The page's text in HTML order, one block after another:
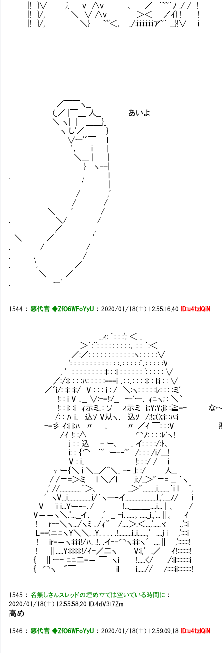
|! }∨ λ v ∧v ､＿ ／ ｀~~´ﾉ ./ / !
|! }/, ＼ ∨ ∧v ＞＜ ／ｲ} ! !
|! }/, ＼} ~''＜､＿_/:i:i:i:i:i:iア~´ __}!∨ i
／￣￣ヽ__
(_／ |￣＿ 人__ あいよ
＼ ヽ| | ＿＿}_
ヽ し'／ }
∨ー'´￣ l
'， i │
＼___ | |
} ヽ--|
. , l
′ │
/ ,′
/ /
＼ ′ /
. ＼/ /
／ ,
＼ ／ ′
. / /
. ， /
. '｡ ／
＼ ／
. ー'
1544 ：悪代官 ◆ZfO6WFoYyU ：2020/01/18(土) 12:55:16.40 ID:u4tzlQiN
_.ｨ: ´: : :'; ＜ _
＞´:¨: : : : : : : : :､ : : ｀:＜
／:／: : : : : : : : : : : :ヽ: : : : :∨
': : : : : : : : : : : : :､: : : : :ﾞ､: : : : :V
, ′: : : : : : : : :l: : :l : : : : : : ': : : : : ∨
／:/:i: : : :ﾊ: : : : :===i ､: :､: : : :i: : l:i : : ∨
／´i/: :i: :i:/ V : : : i : / ＼:ヽ: : : : :ﾚ: : : :ミﾞ
!: : i V ､__ ∨:-=!:/__ -‐ﾞー､ ｨﾆヽ; : ＼｀
!: : i: :i ｨ示ミ､: ソ ｨ示ミ i;;Y;Y;ji: :≧=- な～んか、そ
/: : ﾊ i､ 込ｿ V从ヽ､ 込ｿ /;!;;();;i: :ﾊ:i
-=彡 ｲ:i i:ﾊ 〃 ､ 〃 ／ｲ ￣: : :V 悪
/ｲ !: :∧ ⌒ﾉ: : : :ﾚﾞヽ!
j : : 込 - ー､ _ イ: : : :/:ﾄ､
i: : ｛⌒￣¨' ー-‐'" /: : : /i/___!
V : i_ !: : :/ / i
γー｛＼ i ＼__／^＼_ -‐ .l: :/ 人__
/ /＝=＞ミ l ＼／l .i:/_＞"＝= __ ｀ヽ
,' //..............｀＞､ _＞".........i........｀i l ﾞ,
' ヽV...i................i/｀ヽ--‐イ.....................l.,'..__ﾉ/ i
V ﾟi i...Yー‐-､/ !..._＿_＿....i...∥。 /
V＝＝ヽ＼.ﾟ...__イ､ ,′__ -i､.....。....._i.,'...∥。 ｲ
! r--＼ヽ.../ヽﾐ ､/ｨ'´ /....＞.＜...,'.....ヾ .,'::i
L==(ニﾆヽY＼＼. .Y. . . . .!.........i..i......,′....j i ,'::::i
! ir=＝ヽ:i:i:i!/ﾊ. .!. .イ-‐⌒ヽ:i:i:ヽ′....∥ ,':::::::!
! ∥.....Y:i:i:i:i:!/ｲ-／二ヽ V:i,′.／ ｲ!::::::::!
｛ ∥ー- ﾆﾆ二=＝ ￣ ヽi !.....</ ./:il:::::::::i
｛ ⌒ヽ─"￣ il i.....// /:::::ii:::::::::!
1545 ： 名無しさんスレッドの埋め立ては空いている時間に ：
2020/01/18(土) 12:55:58.20 ID:4dV3t7Zm
高め
1546 ：悪代官 ◆ZfO6WFoYyU ：2020/01/18(土) 12:59:09.18 ID:u4tzlQiN